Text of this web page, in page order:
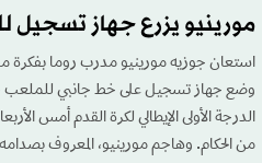
مورينيو يزرع جهاز تسجيل
استعان جوزيه مورينيو مدرب روما بفكرة
الدرجة الأولى الإيطالي لكرة القدم أمس
من الحكام. وهاجم مورينيو، المعروف بصدامه